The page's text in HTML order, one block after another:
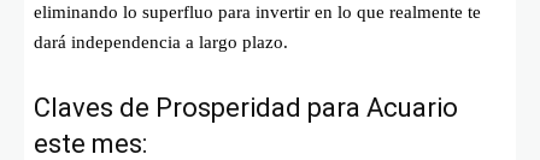
eliminando lo superfluo para invertir en lo que realmente te
dará independencia a largo plazo.
Claves de Prosperidad para Acuario
este mes: